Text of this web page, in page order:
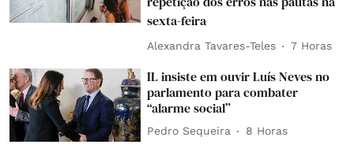
sexta-feira
Alexandra Tavares-Teles 7 Horas
IL insiste em ouvir Luís Neves no
parlamento para combater
“alarme social”
Pedro Sequeira 8 Horas